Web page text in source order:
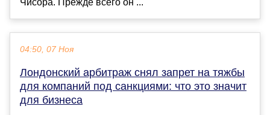
Чисора. Прежде всего он ...
04:50, 07 Ноя
Лондонский арбитраж снял запрет на тяжбы
для компаний под санкциями: что это значит
для бизнеса